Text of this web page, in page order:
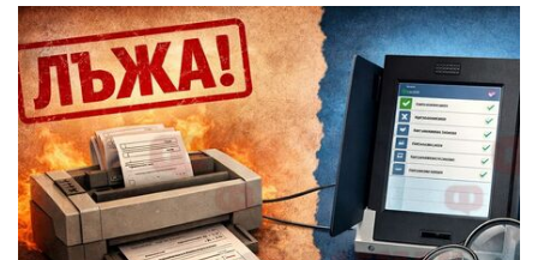
отговорност
за
тях!
Ако
откриете
обиден
за
вас
коментар,
моля
сигнализирайте
ни!